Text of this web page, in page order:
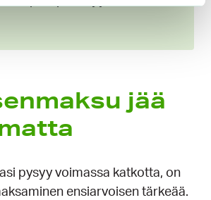
jää
pysyy voimassa katkotta, on
ensiarvoisen tärkeää.